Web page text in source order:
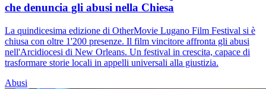
che denuncia gli abusi nella Chiesa
La quindicesima edizione di OtherMovie Lugano Film Festival si è
chiusa con oltre 1'200 presenze. Il film vincitore affronta gli abusi
nell'Arcidiocesi di New Orleans. Un festival in crescita, capace di
trasformare storie locali in appelli universali alla giustizia.
Abusi